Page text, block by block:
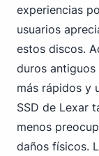
experiencias
usuarios
estos discos.
duros
más rápidos y
SSD de Lexar
menos
daños físicos.